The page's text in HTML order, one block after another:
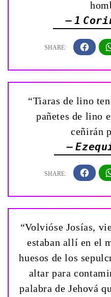
— 1
“Tiaras de lino
pañetes de lino
ceñirán
—
“Volvióse Josías,
estaban allí en el
huesos de los
altar para
palabra de Jehová